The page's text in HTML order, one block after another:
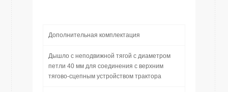
Дополнительная комплектация
Дышло с неподвижной тягой с диаметром
петли 40 мм для соединения с верхним
тягово-сцепным устройством трактора